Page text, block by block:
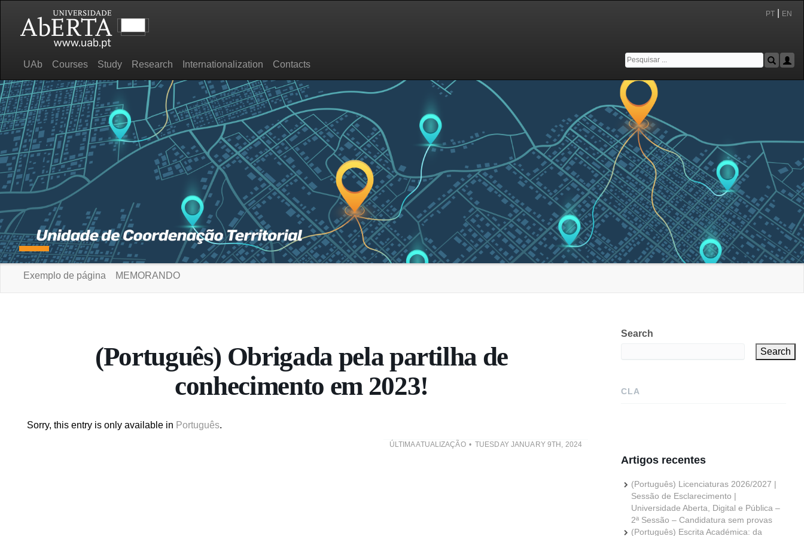
PT| EN
UAb Courses Study Research Internationalization Contacts
Exemplo de página MEMORANDO
(Português) Obrigada pela partilha de
conhecimento em 2023!
Sorry, this entry is only available in Português.
ÚLTIMA ATUALIZAÇÃO TUESDAY JANUARY 9TH, 2024
Search
Search
CLA
Artigos recentes
(Português) Licenciaturas 2026/2027 |
Sessão de Esclarecimento |
Universidade Aberta, Digital e Pública –
2ª Sessão – Candidatura sem provas
(Português) Escrita Académica: da